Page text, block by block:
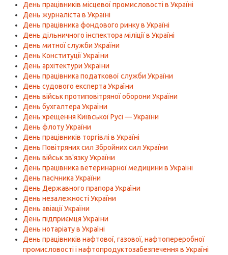
День працівників місцевої промисловості в Україні
День журналіста в Україні
День працівника фондового ринку в Україні
День дільничного інспектора міліції в Україні
День митної служби України
День Конституції України
День архітектури України
День працівника податкової служби України
День судового експерта України
День військ протиповітряної оборони України
День бухгалтера України
День хрещення Київської Русі — України
День флоту України
День працівників торгівлі в Україні
День Повітряних сил Збройних сил України
День військ зв'язку України
День працівника ветеринарної медицини в Україні
День пасічника України
День Державного прапора України
День незалежності України
День авіації України
День підприємця України
День нотаріату в Україні
День працівників нафтової, газової, нафтопереробної
промисловості і нафтопродуктозабезпечення в Україні